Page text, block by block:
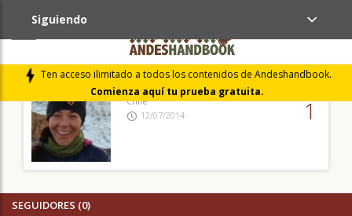
Ten acceso ilimitado a todos los contenidos de Andeshandbook.
Comienza aquí tu prueba gratuita.
Siguiendo
Fernanda Elias
Chile
12/07/2014
1
SEGUIDORES (0)